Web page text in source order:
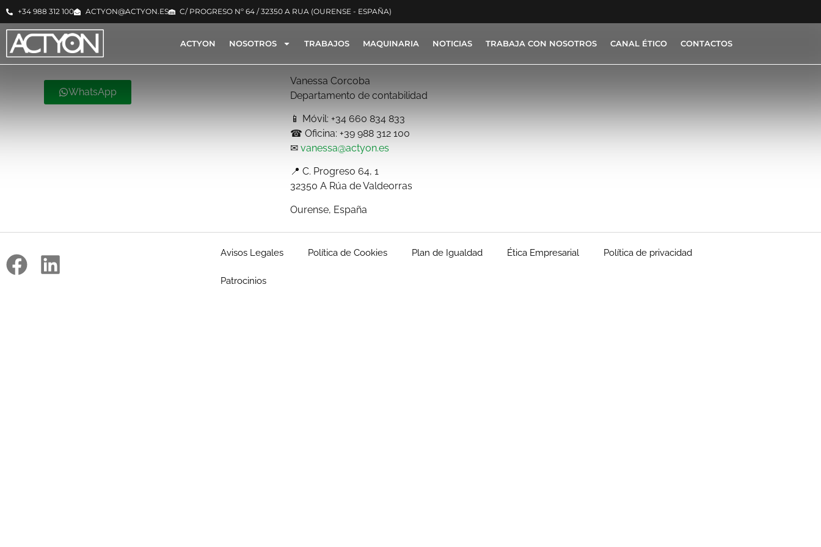
+34 988 312 100 ACTYON@ACTYON.ES C/ PROGRESO Nº 64 / 32350 A RUA (OURENSE - ESPAÑA)
ACTYON NOSOTROS TRABAJOS MAQUINARIA NOTICIAS TRABAJA CON NOSOTROS CANAL ÉTICO CONTACTOS
WhatsApp
Vanessa Corcoba
Departamento de contabilidad
📱 Móvil: +34 660 834 833
☎ Oficina: +39 988 312 100
✉vanessa@actyon.es
📍 C. Progreso 64, 1
32350 A Rúa de Valdeorras
Ourense, España
Avisos Legales Política de Cookies Plan de Igualdad Ética Empresarial Política de privacidad
Patrocinios